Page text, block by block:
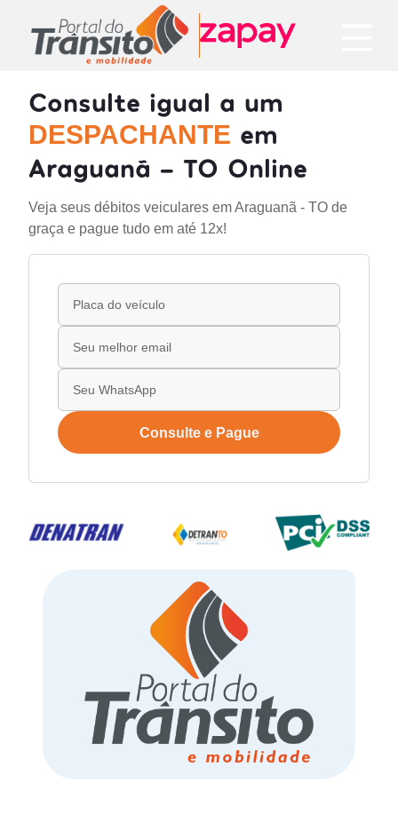
Consulte igual a um
DESPACHANTE em
Araguanã - TO Online
Veja seus débitos veiculares em Araguanã - TO de
graça e pague tudo em até 12x!
Consulte e Pague